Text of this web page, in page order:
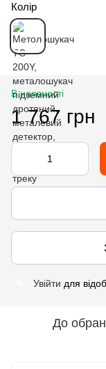
Колір
В наявності
1 767 грн
Увійти для
До